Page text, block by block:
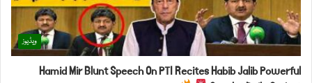
ویڈیوز
Hamid Mir Blunt Speech On PTI Recites Habib Jalib Powerful